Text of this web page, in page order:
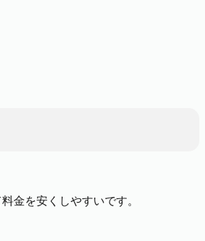
金を安くしやすいです。